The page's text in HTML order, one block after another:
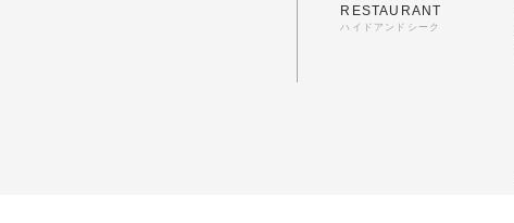
RESTAURANT
ハイドアンドシーク